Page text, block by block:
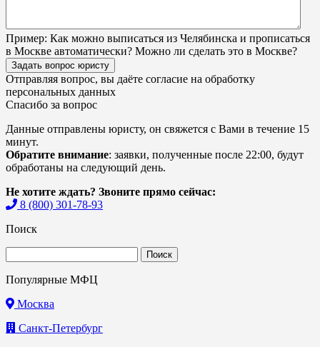
Пример: Как можно выписаться из Челябинска и прописаться
в Москве автоматически? Можно ли сделать это в Москве?
Задать вопрос юристу
Отправляя вопрос, вы даёте согласие на обработку
персональных данных
Спасибо за вопрос
Данные отправлены юристу, он свяжется с Вами в течение 15
минут.
Обратите внимание: заявки, полученные после 22:00, будут
обработаны на следующий день.
Не хотите ждать? Звоните прямо сейчас:
8 (800) 301-78-93
Поиск
Популярные МФЦ
Москва
Санкт-Петербург